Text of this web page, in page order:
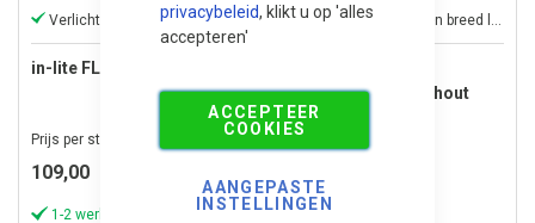
privacybeleid, klikt u op 'alles
accepteren'
ACCEPTEER
COOKIES
AANGEPASTE
INSTELLINGEN
Verlicht je tuin krachtig en stijlvol.
in-lite FLUX Stainless Steel
Prijs per stuk
109,00
1-2 werkdagen
Creëert een uniek en breed lichteffect.
ASYMMETRIC (without
ring)
Prijs per stuk
1-2 werkdagen